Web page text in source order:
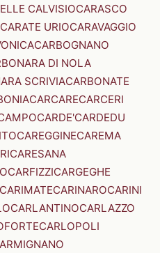
CALVISIOCARASCO
CARATE URIOCARAVAGGIO
CARBOGNANO
DI NOLA
SCRIVIACARBONATE
CARCARECARCERI
CARDE'CARDEDU
CAREGGINECAREMA
CARESANA
CARFIZZICARGEGHE
CARIMATECARINAROCARINI
CARLANTINOCARLAZZO
CARLOPOLI